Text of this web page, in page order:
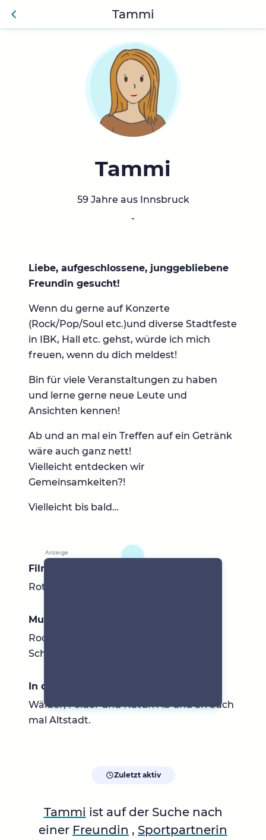
Zurü
Tammi
Tammi
59 Jahre aus Innsbruck
-
Liebe, aufgeschlossene, junggebliebene
Freundin gesucht!
Wenn du gerne auf Konzerte
(Rock/Pop/Soul etc.)und diverse Stadtfeste
in IBK, Hall etc. gehst, würde ich mich
freuen, wenn du dich meldest!
Bin für viele Veranstaltungen zu haben
und lerne gerne neue Leute und
Ansichten kennen!
Ab und an mal ein Treffen auf ein Getränk
wäre auch ganz nett!
Vielleicht entdecken wir
Gemeinsamkeiten?!
Vielleicht bis bald…
Filme & Serien
Rote Rosen, Sturm der Liebe
Musik
Rock, Pop, Soul, House und vieles mehr!
Schlager ist nicht so mein Ding😉
In der Umgebung
Wälder, Felder und Natur. Ab und an auch
mal Altstadt.
Zuletzt aktiv
Tammi ist auf der Suche nach
einer Freundin , Sportpartnerin